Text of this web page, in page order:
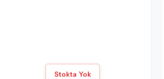
Stokta Yok